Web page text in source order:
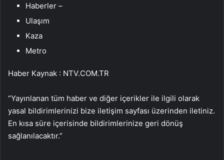
Haberler –
Ulaşım
Kaza
Metro
Haber Kaynak : NTV.COM.TR
“Yayınlanan tüm haber ve diğer içerikler ile ilgili olarak
yasal bildirimlerinizi bize iletişim sayfası üzerinden iletiniz.
En kısa süre içerisinde bildirimlerinize geri dönüş
sağlanılacaktır.”